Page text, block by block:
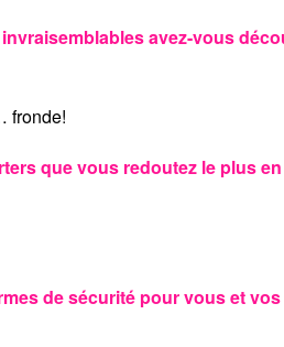
avez-vous
fronde!
que vous redoutez le plus
de sécurité pour vous et